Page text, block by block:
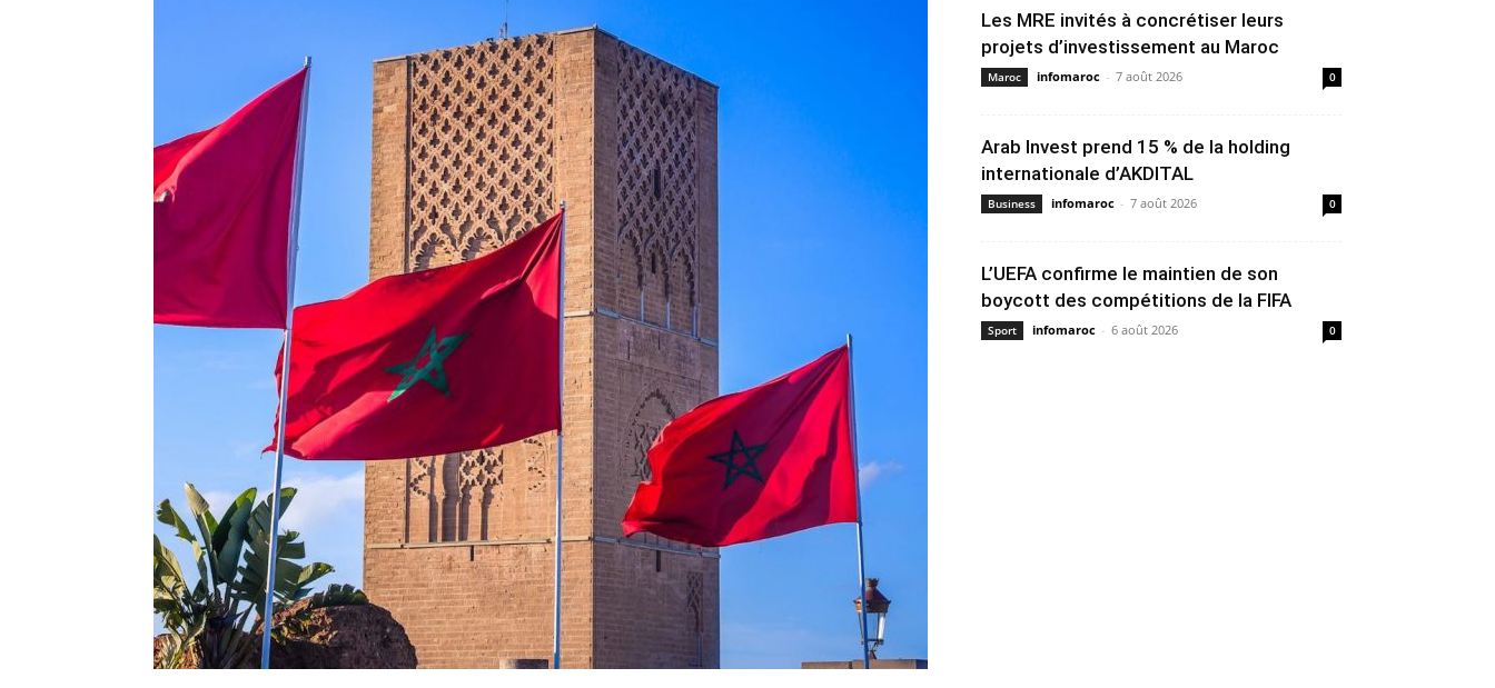
Les MRE invités à concrétiser leurs
projets d’investissement au Maroc
Maroc infomaroc - 7 août 2026 0
Arab Invest prend 15 % de la holding
internationale d’AKDITAL
Business infomaroc - 7 août 2026 0
L’UEFA confirme le maintien de son
boycott des compétitions de la FIFA
Sport infomaroc - 6 août 2026 0